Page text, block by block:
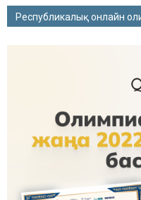
Республикалық онлайн